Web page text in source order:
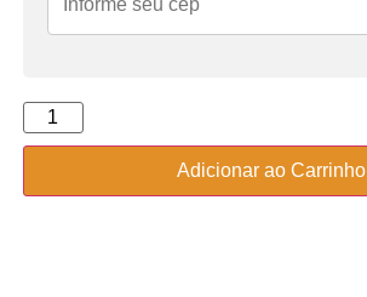
Adicionar ao Carrinho